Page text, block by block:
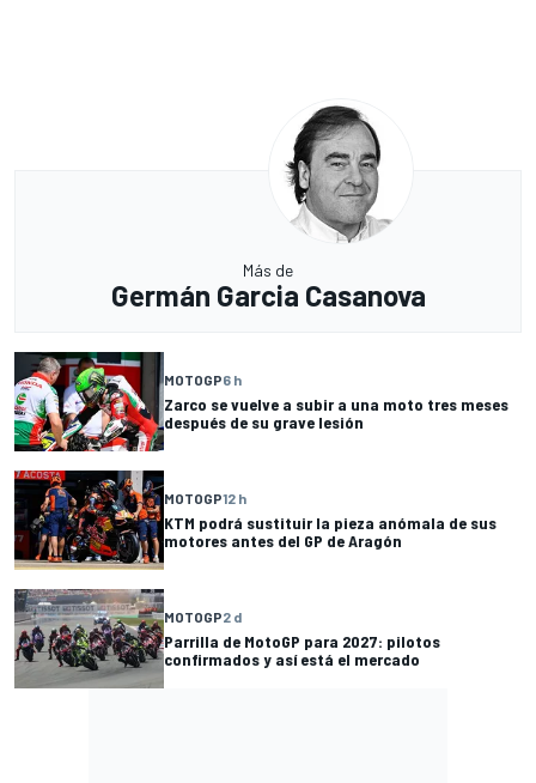
Más de
Germán Garcia Casanova
MOTOGP6 h
Zarco se vuelve a subir a una moto tres meses
después de su grave lesión
MOTOGP12 h
KTM podrá sustituir la pieza anómala de sus
motores antes del GP de Aragón
MOTOGP2 d
Parrilla de MotoGP para 2027: pilotos
confirmados y así está el mercado